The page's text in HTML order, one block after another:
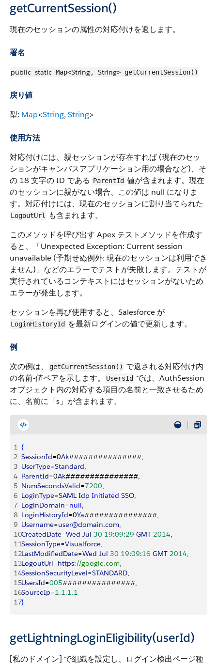
getCurrentSession()
現在のセッションの属性の対応付けを返します。
署名
public static Map<String, String> getCurrentSession()
戻り値
型: Map<String, String>
使用方法
対応付けには、親セッションが存在すれば (現在のセッ
ションがキャンバスアプリケーション用の場合など)、そ
の 18 文字の ID である ParentId 値が含まれます。現在
のセッションに親がない場合、この値は null になりま
す。対応付けには、現在のセッションに割り当てられた
LogoutUrl
も含まれます。
このメソッドを呼び出す Apex テストメソッドを作成す
ると、「Unexpected Exception: Current session
unavailable (予期せぬ例外: 現在のセッションは利用でき
ません)」などのエラーでテストが失敗します。テストが
実行されているコンテキストにはセッションがないため
エラーが発生します。
セッションを再び使用すると、Salesforce が
LoginHistoryId を最新ログインの値で更新します。
例
次の例は、
getCurrentSession() で返される対応付け内
の名前-値ペアを示します。
UsersId では、AuthSession
オブジェクト内の対応する項目の名前と一致させるため
に、名前に「s」が含まれます。
1 {
2 SessionId=0Ak###############,
3 UserType=Standard,
4 ParentId=0Ak###############,
5 NumSecondsValid=7200,
6 LoginType=SAML Idp Initiated SSO,
7 LoginDomain=null,
8 LoginHistoryId=0Ya###############,
9 Username=user@domain.com,
10CreatedDate=Wed Jul 30 19:09:29 GMT 2014,
11SessionType=Visualforce,
12LastModifiedDate=Wed Jul 30 19:09:16 GMT 2014,
13LogoutUrl=https://google.com,
14SessionSecurityLevel=STANDARD,
15UsersId=005###############,
16SourceIp=1.1.1.1
17}
getLightningLoginEligibility(userId)
[私のドメイン] で組織を設定し、ログイン検出ページ種